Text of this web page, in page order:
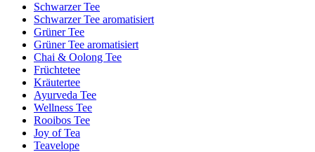
Schwarzer Tee
Schwarzer Tee aromatisiert
Grüner Tee
Grüner Tee aromatisiert
Chai & Oolong Tee
Früchtetee
Kräutertee
Ayurveda Tee
Wellness Tee
Rooibos Tee
Joy of Tea
Teavelope